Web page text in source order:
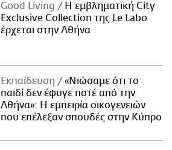
Good Living
Η εμβληματική City
Exclusive Collection της Le Labo
έρχεται στην Αθήνα
Εκπαίδευση
«Νιώσαμε ότι το
παιδί δεν έφυγε ποτέ από την
Αθήνα»: Η εμπειρία οικογενειών
που επέλεξαν σπουδές στην Κύπρο